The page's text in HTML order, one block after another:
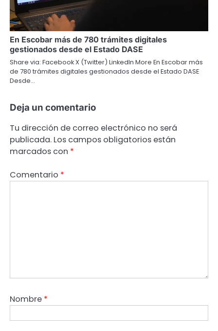
En Escobar más de 780 trámites digitales
gestionados desde el Estado DASE
Share via: Facebook X (Twitter) LinkedIn More En Escobar más
de 780 trámites digitales gestionados desde el Estado DASE
Desde…
Deja un comentario
Tu dirección de correo electrónico no será
publicada. Los campos obligatorios están
marcados con *
Comentario *
Nombre *